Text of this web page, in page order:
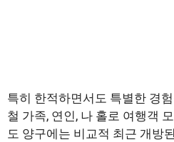
특히 한적하면서도 특별한 경
철 가족, 연인, 나 홀로 여행객
도 양구에는 비교적 최근 개방